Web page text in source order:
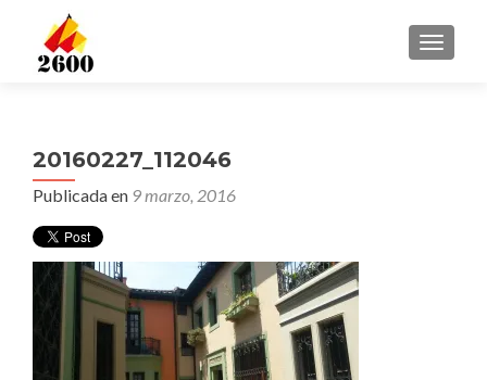
20160227_112046
Publicada en 9 marzo, 2016